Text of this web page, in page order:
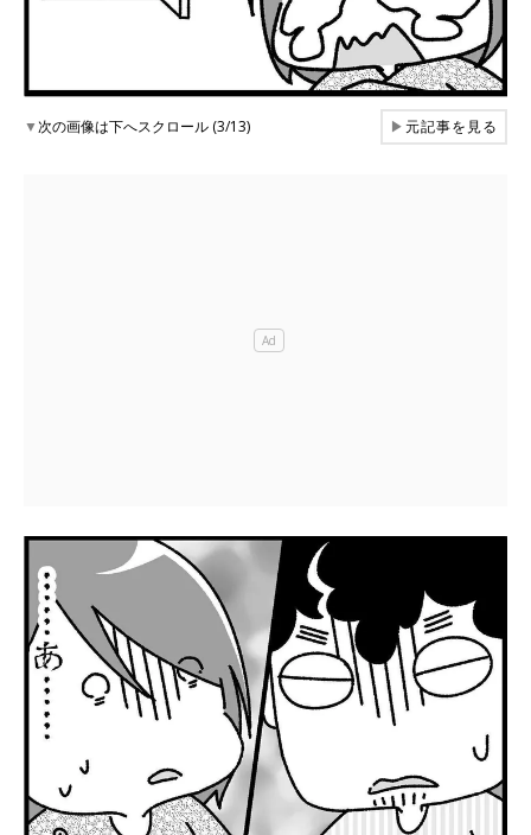
▼次の画像は下へスクロール (3/13) ▶元記事を見る